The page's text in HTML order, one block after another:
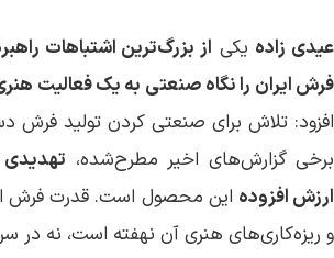
عیدی زاده یکی از بزرگ‌ترین اشتباهات
فرش ایران را نگاه صنعتی به یک فعالیت
افزود: تلاش برای صنعتی کردن تولید فرش
برخی گزارش‌های اخیر مطرح‌شده،
ارزش افزوده این محصول است. قدرت فرش
و ریزه‌کاری‌های هنری آن نهفته است، نه در